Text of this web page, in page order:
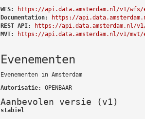
WFS:
https://api.data.amsterdam.nl/v1/wfs/
Documentation:
https://
REST API:
https://api.data.amsterdam.nl/
MVT:
https://api.data.amsterdam.nl/v1/mvt/
Evenementen
Evenementen in Amsterdam
Autorisatie: OPENBAAR
Aanbevolen versie (v1)
stabiel